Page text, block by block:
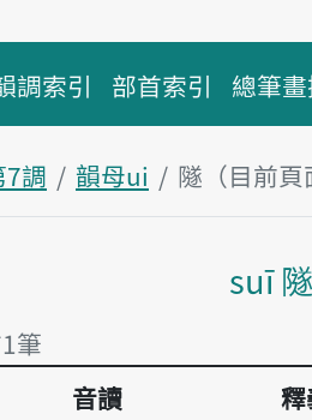
調索引 部首索引 總筆
7調 韻母ui
隧（目前頁
suī 隧
筆
音讀